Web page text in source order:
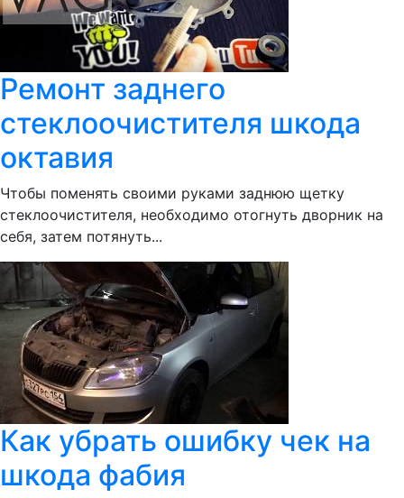
Ремонт заднего
стеклоочистителя шкода
октавия
Чтобы поменять своими руками заднюю щетку
стеклоочистителя, необходимо отогнуть дворник на
себя, затем потянуть...
Как убрать ошибку чек на
шкода фабия